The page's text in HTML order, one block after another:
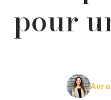
pour